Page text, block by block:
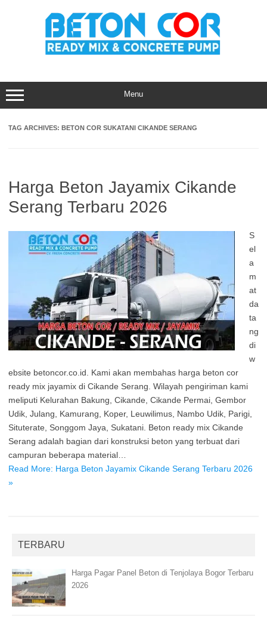
Menu
TAG ARCHIVES: BETON COR SUKATANI CIKANDE SERANG
Harga Beton Jayamix Cikande
Serang Terbaru 2026
S
el
a
m
at
da
ta
ng
di
w
ebsite betoncor.co.id. Kami akan membahas harga beton cor
ready mix jayamix di Cikande Serang. Wilayah pengiriman kami
meliputi Kelurahan Bakung, Cikande, Cikande Permai, Gembor
Udik, Julang, Kamurang, Koper, Leuwilimus, Nambo Udik, Parigi,
Situterate, Songgom Jaya, Sukatani. Beton ready mix Cikande
Serang adalah bagian dari konstruksi beton yang terbuat dari
campuran beberapa material…
Read More: Harga Beton Jayamix Cikande Serang Terbaru 2026
»
TERBARU
Harga Pagar Panel Beton di Tenjolaya Bogor Terbaru
2026